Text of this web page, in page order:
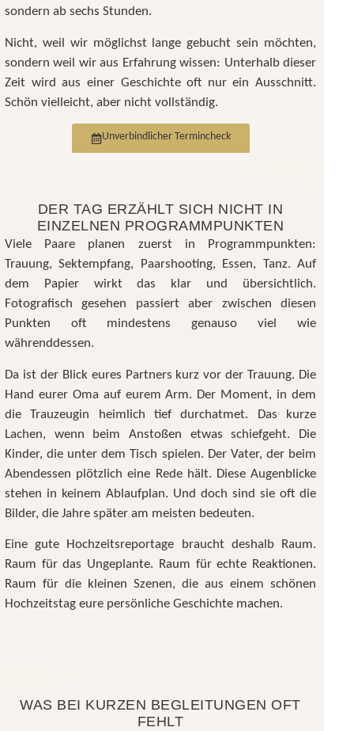
sondern ab sechs Stunden.
Nicht, weil wir möglichst lange gebucht sein möchten,
sondern weil wir aus Erfahrung wissen: Unterhalb dieser
Zeit wird aus einer Geschichte oft nur ein Ausschnitt.
Schön vielleicht, aber nicht vollständig.
Unverbindlicher Termincheck
DER TAG ERZÄHLT SICH NICHT IN
EINZELNEN PROGRAMMPUNKTEN
Viele Paare planen zuerst in Programmpunkten:
Trauung, Sektempfang, Paarshooting, Essen, Tanz. Auf
dem Papier wirkt das klar und übersichtlich.
Fotografisch gesehen passiert aber zwischen diesen
Punkten oft mindestens genauso viel wie
währenddessen.
Da ist der Blick eures Partners kurz vor der Trauung. Die
Hand eurer Oma auf eurem Arm. Der Moment, in dem
die Trauzeugin heimlich tief durchatmet. Das kurze
Lachen, wenn beim Anstoßen etwas schiefgeht. Die
Kinder, die unter dem Tisch spielen. Der Vater, der beim
Abendessen plötzlich eine Rede hält. Diese Augenblicke
stehen in keinem Ablaufplan. Und doch sind sie oft die
Bilder, die Jahre später am meisten bedeuten.
Eine gute Hochzeitsreportage braucht deshalb Raum.
Raum für das Ungeplante. Raum für echte Reaktionen.
Raum für die kleinen Szenen, die aus einem schönen
Hochzeitstag eure persönliche Geschichte machen.
WAS BEI KURZEN BEGLEITUNGEN OFT
FEHLT